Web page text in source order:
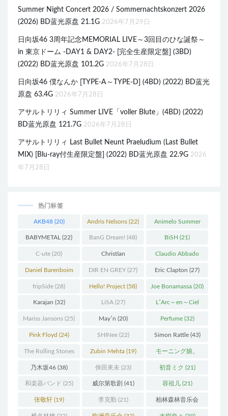
Summer Night Concert 2026 / Sommernachtskonzert 2026
(2026) BD蓝光原盘 21.1G 2026年7月29日
日向坂46 3周年記念MEMORIAL LIVE～3回目のひな誕祭～
in 東京ドーム -DAY1 & DAY2- [完全生産限定盤] (3BD)
(2022) BD蓝光原盘 101.2G 2026年7月28日
日向坂46 僕なんか [TYPE-A～TYPE-D] (4BD) (2022) BD蓝光
原盘 63.4G 2026年7月28日
アサルトリリィ Summer LIVE「voller Blute」(4BD) (2022)
BD蓝光原盘 121.7G 2026年7月28日
アサルトリリィ Last Bullet Neunt Praeludium (Last Bullet
MIX) [Blu-ray付生産限定盤] (2022) BD蓝光原盘 22.9G 2026
年7月28日
热门标签
AKB48(20) Andris Nelsons (22) Animelo Summer
Live(34)
BABYMETAL (22) BanG Dream! (48) BiSH (21)
C-ute (20) Christian
Thielemann(36)
Claudio Abbado
(25)
Daniel Barenboim
(37)
DIR EN GREY (27) Eric Clapton (27)
fripSide (28) Hello! Project (58) Joe Bonamassa (20)
Karajan (32) LiSA(27) L′Arc～en～Ciel
(41)
Mariss Jansons (25) May′n (20) Perfume(32)
Pink Floyd (24) SHINee(22) Simon Rattle(43)
The Rolling Stones
(30)
Zubin Mehta(19) モーニング娘。
(27)
乃木坂46(38) 倖田來未 (23) 初音ミク (21)
和楽器バンド (25) 威尔第歌剧 (41) 容祖儿(21)
张敬轩(19) 李克勤 (21) 柏林森林音乐会
(22)